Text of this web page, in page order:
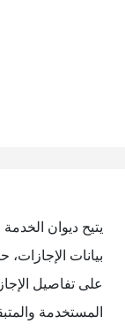
يتيح ديوان
بيانات
على تفاصيل
المستخدمة